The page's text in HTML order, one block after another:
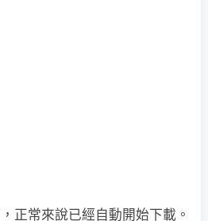
正常來說已經自動開始下載。